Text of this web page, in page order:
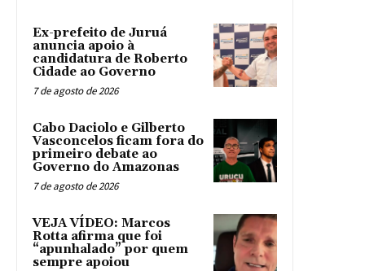
Ex-prefeito de Juruá
anuncia apoio à
candidatura de Roberto
Cidade ao Governo
7 de agosto de 2026
Cabo Daciolo e Gilberto
Vasconcelos ficam fora do
primeiro debate ao
Governo do Amazonas
7 de agosto de 2026
VEJA VÍDEO: Marcos
Rotta afirma que foi
“apunhalado” por quem
sempre apoiou